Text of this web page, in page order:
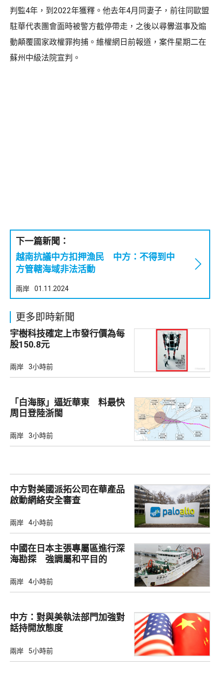
判監4年，到2022年獲釋。他去年4月同妻子，前往同歐盟
駐華代表團會面時被警方截停帶走，之後以尋釁滋事及煽
動顛覆國家政權罪拘捕。維權網日前報道，案件星期二在
蘇州中級法院宣判。
下一篇新聞：
越南抗議中方扣押漁民 中方：不得到中
方管轄海域非法活動
兩岸 01.11.2024
更多即時新聞
宇樹科技確定上市發行價為每
股150.8元
兩岸 3小時前
「白海豚」逼近華東 料最快
周日登陸浙閩
兩岸 3小時前
中方對美國派拓公司在華產品
啟動網絡安全審查
兩岸 4小時前
中國在日本主張專屬區進行深
海勘探 強調屬和平目的
兩岸 4小時前
中方：對與美執法部門加強對
話持開放態度
兩岸 5小時前